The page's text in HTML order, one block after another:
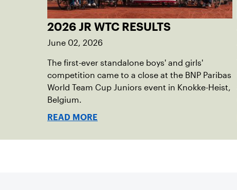
2026 JR WTC RESULTS
June 02, 2026
The first-ever standalone boys' and girls'
competition came to a close at the BNP Paribas
World Team Cup Juniors event in Knokke-Heist,
Belgium.
READ MORE